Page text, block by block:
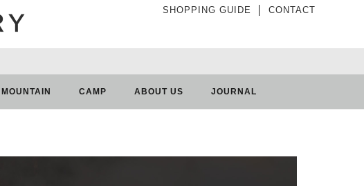
SHOPPING GUIDE CONTACT
MOUNTAIN CAMP ABOUT US JOURNAL